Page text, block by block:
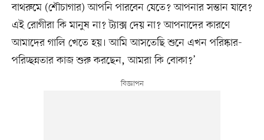
বাথরুমে (শৌচাগার) আপনি পারবেন যেতে? আপনার সন্তান যাবে?
এই রোগীরা কি মানুষ না? ট্যাক্স দেয় না? আপনাদের কারণে
আমাদের গালি খেতে হয়। আমি আসতেছি শুনে এখন পরিষ্কার-
পরিচ্ছন্নতার কাজ শুরু করছেন, আমরা কি বোকা?’